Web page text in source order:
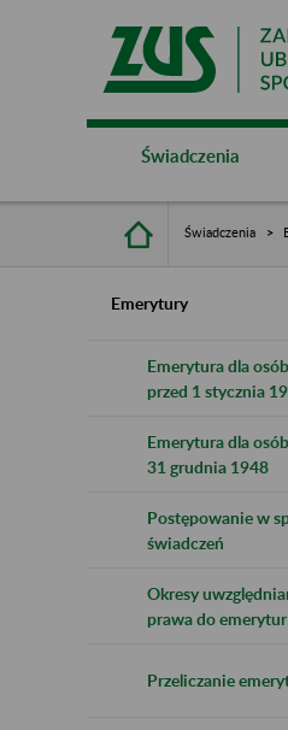
Świadczenia
Świadczenia
Emerytury
Emerytura dla
przed 1 stycznia
Emerytura dla
31 grudnia 1948
Postępowanie w
świadczeń
Okresy
prawa do
Przeliczanie